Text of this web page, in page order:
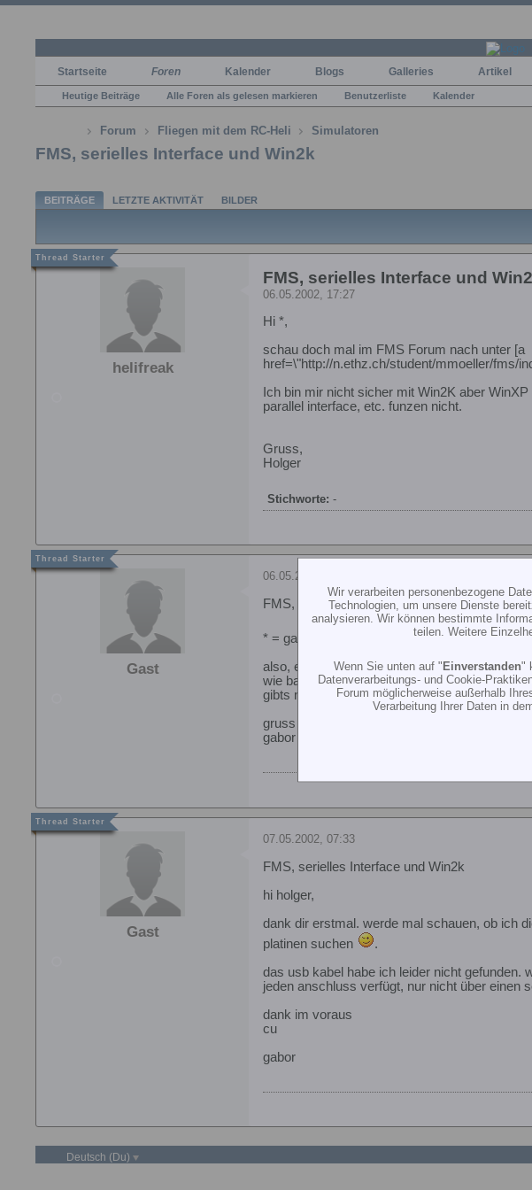
Startseite Foren Kalender Blogs Galleries Artikel
Heutige Beiträge Alle Foren als gelesen markieren Benutzerliste Kalender
Forum Fliegen mit dem RC-Heli Simulatoren
FMS, serielles Interface und Win2k
BEITRÄGE LETZTE AKTIVITÄT BILDER
helifreak
FMS, serielles Interface und
06.05.2002, 17:27
Hi *,
schau doch mal im FMS Forum nach unter [a
href=\"http://n.ethz.ch/student/mmoeller/fms/
Ich bin mir nicht sicher mit Win2K aber
parallel interface, etc. funzen nicht.
Gruss,
Holger
Stichworte: -
Gast
06.05.2002, 19:51
FMS, serielles Interface und Win2k
* = gabor
also, es geht unter win2k nicht über seriell,
wie bastel ich mir so ein pic interface ?
gibts nicht auch noch andere möglichkeiten ?
gruss
gabor
Gast
07.05.2002, 07:33
FMS, serielles Interface und Win2k
hi holger,
dank dir erstmal. werde mal schauen, ob ich
platinen suchen
.
das usb kabel habe ich leider nicht gefunden.
jeden anschluss verfügt, nur nicht über einen
dank im voraus
cu
gabor
Deutsch (Du)
Wir verarbeiten personenbezogene
Technologien, um unsere Dienste
analysieren. Wir können bestimmte
teilen. Weitere
Wenn Sie unten auf "Einverstanden"
Datenverarbeitungs- und Cookie-
Forum möglicherweise außerhalb
Verarbeitung Ihrer Daten in